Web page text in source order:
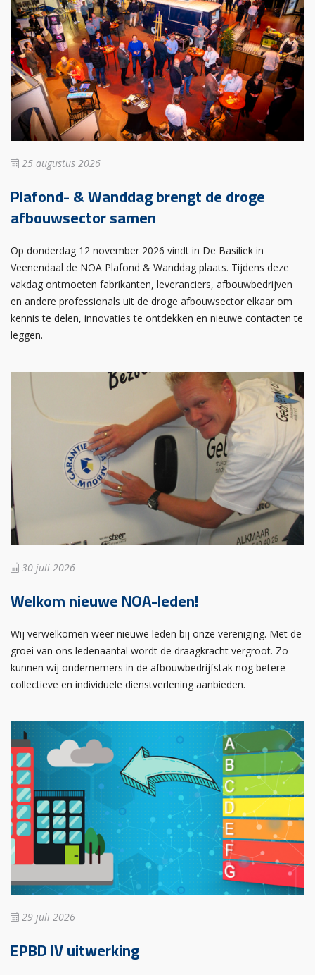
25 augustus 2026
Plafond- & Wanddag brengt de droge
afbouwsector samen
Op donderdag 12 november 2026 vindt in De Basiliek in
Veenendaal de NOA Plafond & Wanddag plaats. Tijdens deze
vakdag ontmoeten fabrikanten, leveranciers, afbouwbedrijven
en andere professionals uit de droge afbouwsector elkaar om
kennis te delen, innovaties te ontdekken en nieuwe contacten te
leggen.
30 juli 2026
Welkom nieuwe NOA-leden!
Wij verwelkomen weer nieuwe leden bij onze vereniging. Met de
groei van ons ledenaantal wordt de draagkracht vergroot. Zo
kunnen wij ondernemers in de afbouwbedrijfstak nog betere
collectieve en individuele dienstverlening aanbieden.
29 juli 2026
EPBD IV uitwerking